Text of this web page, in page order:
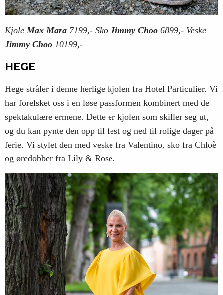
KjoleMax Mara 7199,- Sko Jimmy Choo 6899,- Veske
Jimmy Choo 10199,-
HEGE
Hege stråler i denne herlige kjolen fra Hotel Particulier. Vi
har forelsket oss i en løse passformen kombinert med de
spektakulære ermene. Dette er kjolen som skiller seg ut,
og du kan pynte den opp til fest og ned til rolige dager på
ferie. Vi stylet den med veske fra Valentino, sko fra Chloè
og øredobber fra Lily & Rose.